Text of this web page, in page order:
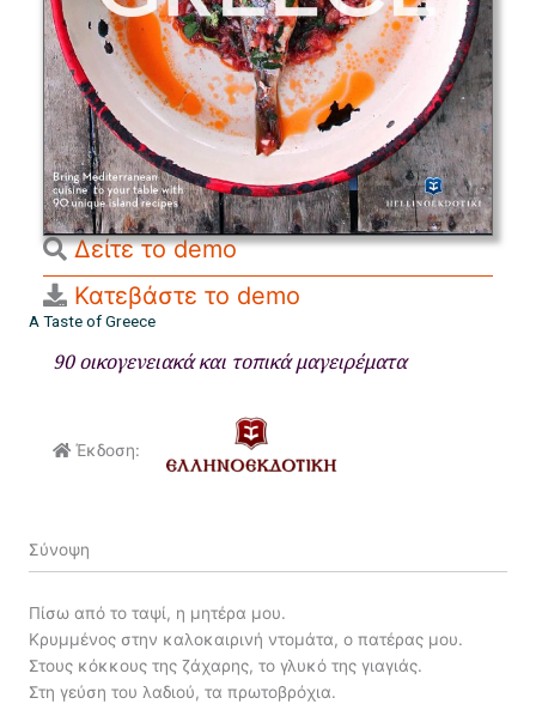
Δείτε το demo
Κατεβάστε το demo
A Taste of Greece
90 οικογενειακά και τοπικά μαγειρέματα
Έκδοση:
Σύνοψη
Πίσω από το ταψί, η μητέρα μου.
Κρυμμένος στην καλοκαιρινή ντομάτα, ο πατέρας μου.
Στους κόκκους της ζάχαρης, το γλυκό της γιαγιάς.
Στη γεύση του λαδιού, τα πρωτοβρόχια.